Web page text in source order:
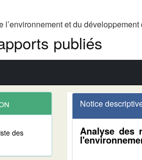
l’environnement et du développement
publiés
des
Notice
Analyse des